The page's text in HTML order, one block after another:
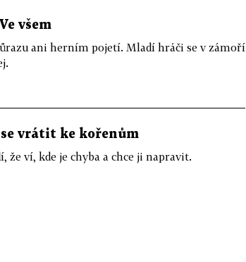
všem
ani herním pojetí. Mladí hráči se v zámoří
se vrátit ke kořenům
že ví, kde je chyba a chce ji napravit.